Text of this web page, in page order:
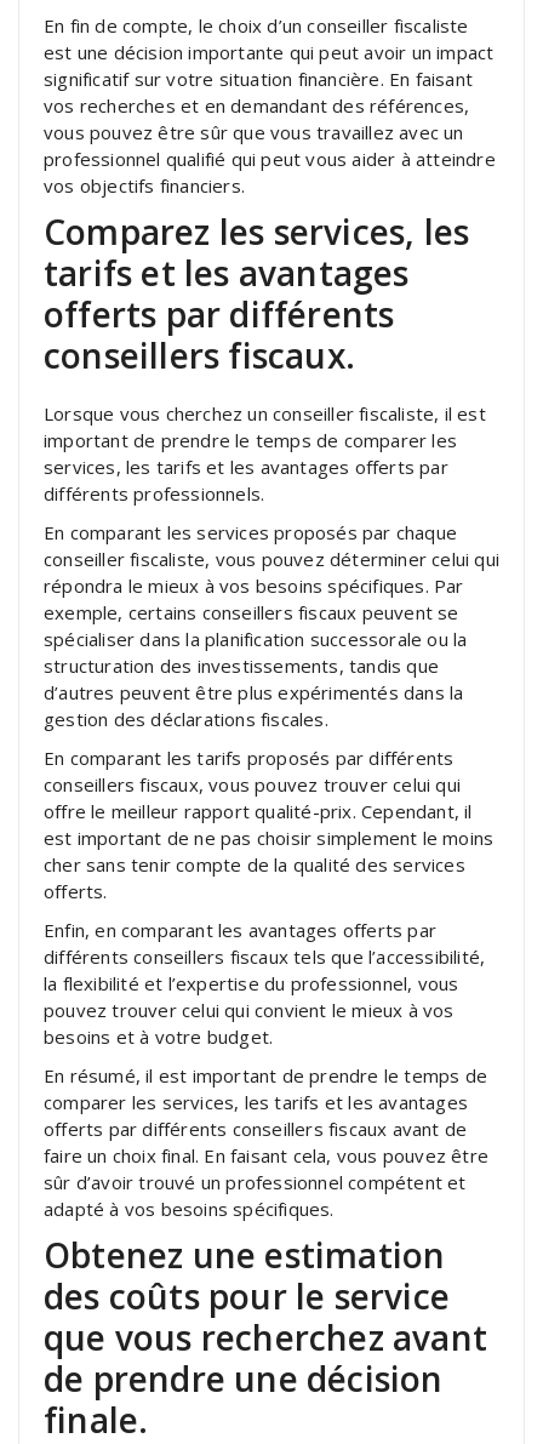
En fin de compte, le choix d’un conseiller fiscaliste
est une décision importante qui peut avoir un impact
significatif sur votre situation financière. En faisant
vos recherches et en demandant des références,
vous pouvez être sûr que vous travaillez avec un
professionnel qualifié qui peut vous aider à atteindre
vos objectifs financiers.
Comparez les services, les
tarifs et les avantages
offerts par différents
conseillers fiscaux.
Lorsque vous cherchez un conseiller fiscaliste, il est
important de prendre le temps de comparer les
services, les tarifs et les avantages offerts par
différents professionnels.
En comparant les services proposés par chaque
conseiller fiscaliste, vous pouvez déterminer celui qui
répondra le mieux à vos besoins spécifiques. Par
exemple, certains conseillers fiscaux peuvent se
spécialiser dans la planification successorale ou la
structuration des investissements, tandis que
d’autres peuvent être plus expérimentés dans la
gestion des déclarations fiscales.
En comparant les tarifs proposés par différents
conseillers fiscaux, vous pouvez trouver celui qui
offre le meilleur rapport qualité-prix. Cependant, il
est important de ne pas choisir simplement le moins
cher sans tenir compte de la qualité des services
offerts.
Enfin, en comparant les avantages offerts par
différents conseillers fiscaux tels que l’accessibilité,
la flexibilité et l’expertise du professionnel, vous
pouvez trouver celui qui convient le mieux à vos
besoins et à votre budget.
En résumé, il est important de prendre le temps de
comparer les services, les tarifs et les avantages
offerts par différents conseillers fiscaux avant de
faire un choix final. En faisant cela, vous pouvez être
sûr d’avoir trouvé un professionnel compétent et
adapté à vos besoins spécifiques.
Obtenez une estimation
des coûts pour le service
que vous recherchez avant
de prendre une décision
finale.